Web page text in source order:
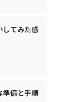
してみた感
準備と手順